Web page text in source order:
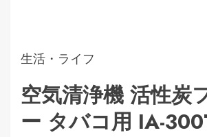
生活・ライフ
空気清浄機 活性炭
ー タバコ用 IA-